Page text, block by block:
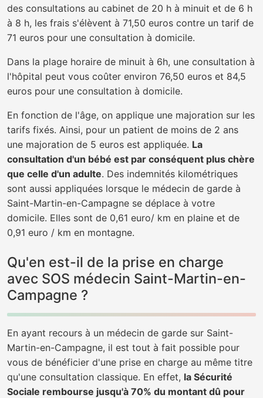
des consultations au cabinet de 20 h à minuit et de 6 h
à 8 h, les frais s'élèvent à 71,50 euros contre un tarif de
71 euros pour une consultation à domicile.
Dans la plage horaire de minuit à 6h, une consultation à
l'hôpital peut vous coûter environ 76,50 euros et 84,5
euros pour une consultation à domicile.
En fonction de l'âge, on applique une majoration sur les
tarifs fixés. Ainsi, pour un patient de moins de 2 ans
une majoration de 5 euros est appliquée. La
consultation d'un bébé est par conséquent plus chère
que celle d'un adulte. Des indemnités kilométriques
sont aussi appliquées lorsque le médecin de garde à
Saint-Martin-en-Campagne se déplace à votre
domicile. Elles sont de 0,61 euro/ km en plaine et de
0,91 euro / km en montagne.
Qu'en est-il de la prise en charge
avec SOS médecin Saint-Martin-en-
Campagne ?
En ayant recours à un médecin de garde sur Saint-
Martin-en-Campagne, il est tout à fait possible pour
vous de bénéficier d'une prise en charge au même titre
qu'une consultation classique. En effet, la Sécurité
Sociale rembourse jusqu'à 70% du montant dû pour